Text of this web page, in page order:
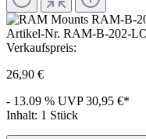
Artikel-Nr. RAM-B-202-
Verkaufspreis:
26,90 €
- 13.09 % UVP30,95 €*
Inhalt: 1 Stück